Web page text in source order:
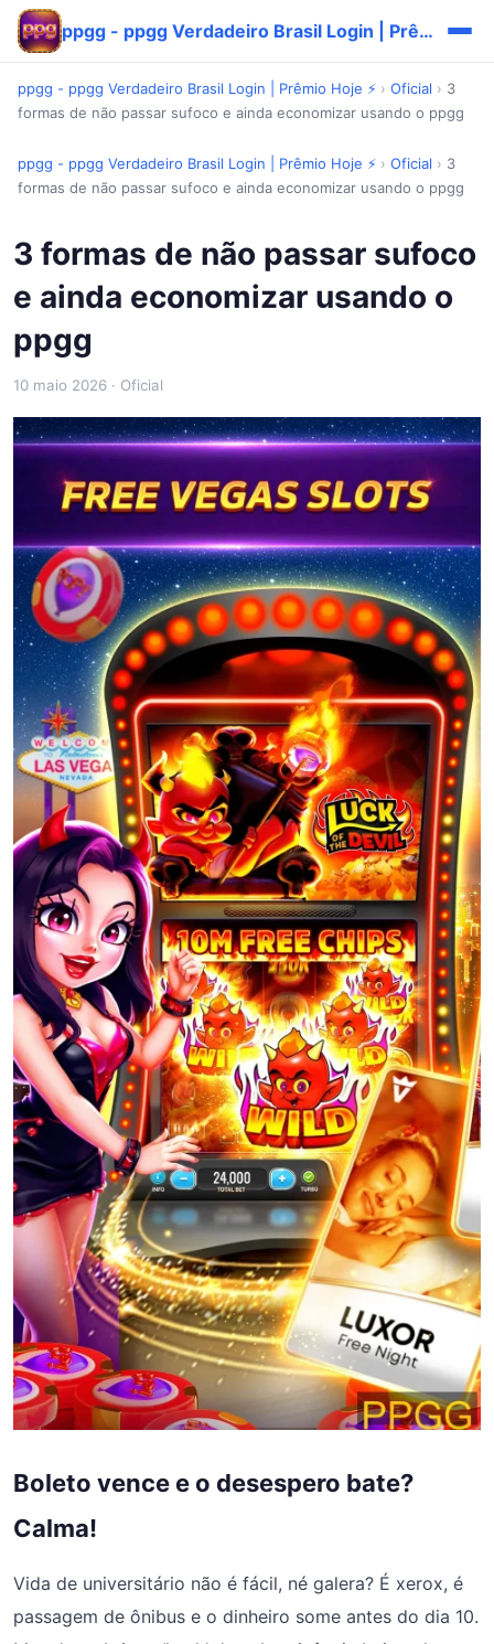
ppgg - ppgg Verdadeiro Brasil Login | Prêmio Hoje ⚡
ppgg - ppgg Verdadeiro Brasil Login | Prêmio Hoje ⚡ › Oficial › 3
formas de não passar sufoco e ainda economizar usando o ppgg
ppgg - ppgg Verdadeiro Brasil Login | Prêmio Hoje ⚡ › Oficial › 3
formas de não passar sufoco e ainda economizar usando o ppgg
3 formas de não passar sufoco
e ainda economizar usando o
ppgg
10 maio 2026 · Oficial
Boleto vence e o desespero bate?
Calma!
Vida de universitário não é fácil, né galera? É xerox, é
passagem de ônibus e o dinheiro some antes do dia 10.